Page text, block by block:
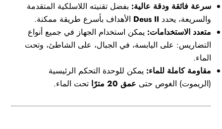
سرعة فائقة ودقة عالية: بفضل تقنيته اللاسلكية المتقدمة
والسريعة، يحدد Deus II الأهداف بأسرع طريقة ممكنة.
متعدد الاستخدامات: يمكن استخدام الجهاز في جميع أنواع
التضاريس: على اليابسة، في الجبال، على الشاطئ، وتحت
الماء.
مقاومة كاملة للماء: يمكن للوحدة التحكم الرئيسية
(الريموت) الغوص حتى عمق 20 مترًا تحت الماء.